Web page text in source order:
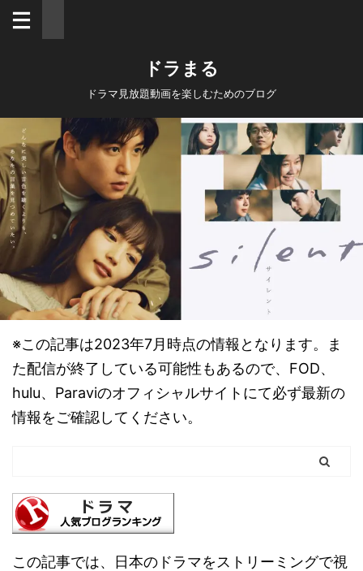
ドラまる
ドラマ見放題動画を楽しむためのブログ
※この記事は2023年7月時点の情報となります。ま
た配信が終了している可能性もあるので、FOD、
hulu、Paraviのオフィシャルサイトにて必ず最新の
情報をご確認してください。
この記事では、日本のドラマをストリーミングで視